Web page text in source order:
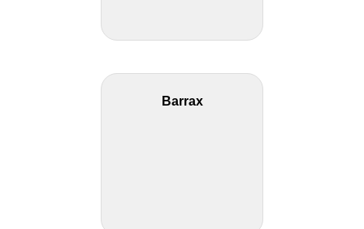
Barrax